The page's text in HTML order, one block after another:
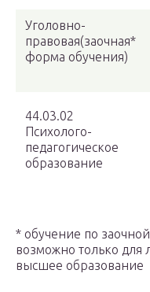
Уголовно-
правовая(заочная*
форма обучения)
44.03.02
Психолого-
педагогическое
образование
* обучение по
возможно только
высшее образование